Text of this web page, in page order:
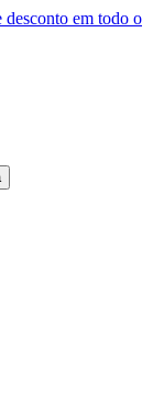
desconto em todo o